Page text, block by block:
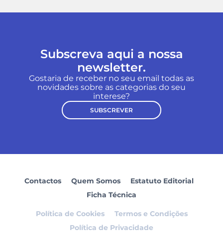
Subscreva aqui a nossa
newsletter.
Gostaria de receber no seu email todas as
novidades sobre as categorias do seu
interese?
SUBSCREVER
Contactos Quem Somos
Estatuto Editorial
Ficha Técnica
Política de Cookies
Termos e Condições
Política de Privacidade